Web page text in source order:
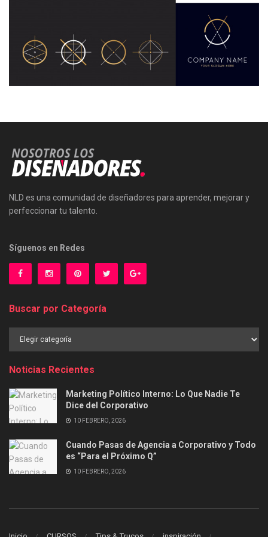
NLD es una comunidad de diseñadores para aprender, mejorar y
perfeccionar tu talento.
Síguenos en Redes
Buscar por Categoría
Buscar
Noticias Recientes
Marketing Político Interno: Lo Que Nadie Te
Dice del Corporativo
10 FEBRERO, 2026
Cuando Pasas de Agencia a Corporativo y Todo
es “Para el Próximo Q”
10 FEBRERO, 2026